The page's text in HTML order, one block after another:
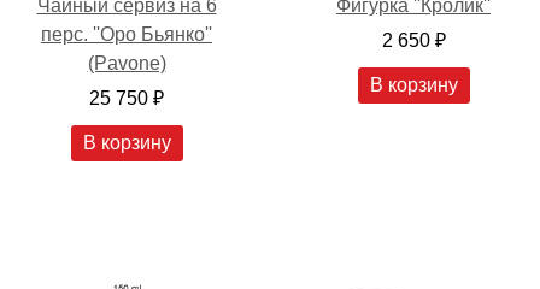
Чайный сервиз на 6
перс. ''Оро Бьянко''
(Pavone)
25 750 ₽
В корзину
Фигурка ''Кролик''
2 650 ₽
В корзину